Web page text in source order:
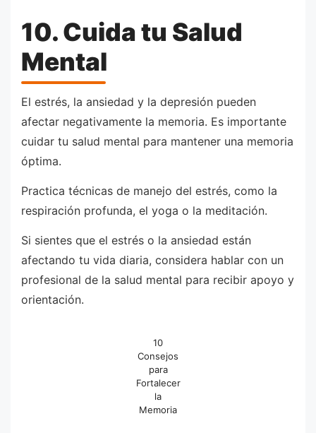
10. Cuida tu Salud
Mental
El estrés, la ansiedad y la depresión pueden
afectar negativamente la memoria. Es importante
cuidar tu salud mental para mantener una memoria
óptima.
Practica técnicas de manejo del estrés, como la
respiración profunda, el yoga o la meditación.
Si sientes que el estrés o la ansiedad están
afectando tu vida diaria, considera hablar con un
profesional de la salud mental para recibir apoyo y
orientación.
10
Consejos
para
Fortalecer
la
Memoria